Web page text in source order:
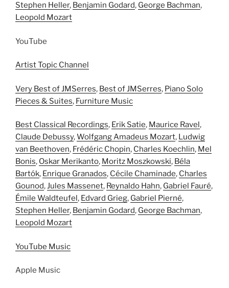
Stephen Heller, Benjamin Godard, George Bachman,
Leopold Mozart
YouTube
Artist Topic Channel
Very Best of JMSerres, Best of JMSerres, Piano Solo
Pieces & Suites, Furniture Music
Best Classical Recordings, Erik Satie, Maurice Ravel,
Claude Debussy,Wolfgang Amadeus Mozart, Ludwig
van Beethoven, Frédéric Chopin, Charles Koechlin, Mel
Bonis, Oskar Merikanto, Moritz Moszkowski, Béla
Bartók, Enrique Granados, Cécile Chaminade, Charles
Gounod,Jules Massenet, Reynaldo Hahn, Gabriel Fauré,
Émile Waldteufel, Edvard Grieg, Gabriel Pierné,
Stephen Heller, Benjamin Godard, George Bachman,
Leopold Mozart
YouTube Music
Apple Music